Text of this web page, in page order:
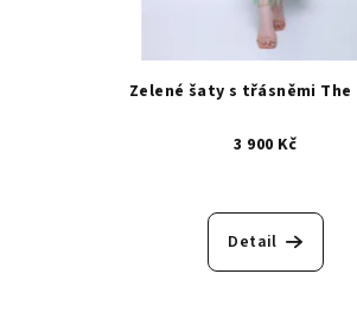
Zelené šaty s třásněmi The
3 900 Kč
Detail